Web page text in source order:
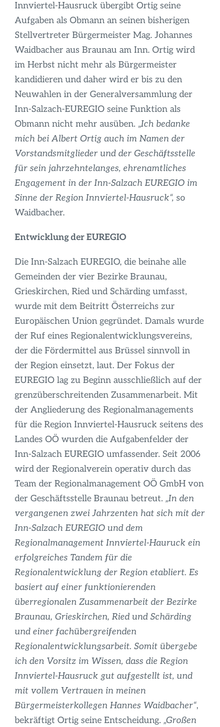
Innviertel-Hausruck übergibt Ortig seine
Aufgaben als Obmann an seinen bisherigen
Stellvertreter Bürgermeister Mag. Johannes
Waidbacher aus Braunau am Inn. Ortig wird
im Herbst nicht mehr als Bürgermeister
kandidieren und daher wird er bis zu den
Neuwahlen in der Generalversammlung der
Inn-Salzach-EUREGIO seine Funktion als
Obmann nicht mehr ausüben. „Ich bedanke
mich bei Albert Ortig auch im Namen der
Vorstandsmitglieder und der Geschäftsstelle
für sein jahrzehntelanges, ehrenamtliches
Engagement in der Inn-Salzach EUREGIO im
Sinne der Region Innviertel-Hausruck“, so
Waidbacher.
Entwicklung der EUREGIO
Die Inn-Salzach EUREGIO, die beinahe alle
Gemeinden der vier Bezirke Braunau,
Grieskirchen, Ried und Schärding umfasst,
wurde mit dem Beitritt Österreichs zur
Europäischen Union gegründet. Damals wurde
der Ruf eines Regionalentwicklungsvereins,
der die Fördermittel aus Brüssel sinnvoll in
der Region einsetzt, laut. Der Fokus der
EUREGIO lag zu Beginn ausschließlich auf der
grenzüberschreitenden Zusammenarbeit. Mit
der Angliederung des Regionalmanagements
für die Region Innviertel-Hausruck seitens des
Landes OÖ wurden die Aufgabenfelder der
Inn-Salzach EUREGIO umfassender. Seit 2006
wird der Regionalverein operativ durch das
Team der Regionalmanagement OÖ GmbH von
der Geschäftsstelle Braunau betreut. „In den
vergangenen zwei Jahrzenten hat sich mit der
Inn-Salzach EUREGIO und dem
Regionalmanagement Innviertel-Hauruck ein
erfolgreiches Tandem für die
Regionalentwicklung der Region etabliert. Es
basiert auf einer funktionierenden
überregionalen Zusammenarbeit der Bezirke
Braunau, Grieskirchen, Ried und Schärding
und einer fachübergreifenden
Regionalentwicklungsarbeit. Somit übergebe
ich den Vorsitz im Wissen, dass die Region
Innviertel-Hausruck gut aufgestellt ist, und
mit vollem Vertrauen in meinen
Bürgermeisterkollegen Hannes Waidbacher“,
bekräftigt Ortig seine Entscheidung. „Großen